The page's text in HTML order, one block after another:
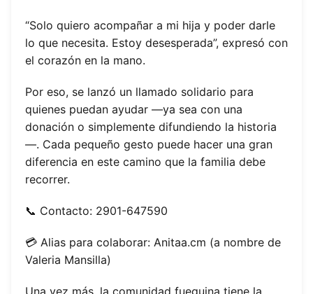
“Solo quiero acompañar a mi hija y poder darle
lo que necesita. Estoy desesperada”, expresó con
el corazón en la mano.
Por eso, se lanzó un llamado solidario para
quienes puedan ayudar —ya sea con una
donación o simplemente difundiendo la historia
—. Cada pequeño gesto puede hacer una gran
diferencia en este camino que la familia debe
recorrer.
📞 Contacto: 2901-647590
💳 Alias para colaborar: Anitaa.cm (a nombre de
Valeria Mansilla)